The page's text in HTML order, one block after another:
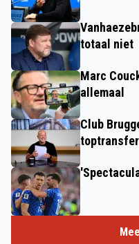
totaal niet
Marc
allemaal
Club
toptransfer